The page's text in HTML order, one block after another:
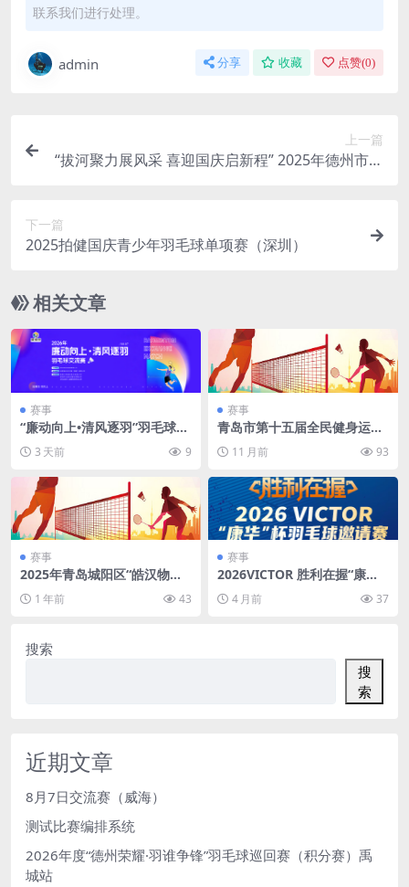
联系我们进行处理。
admin 分享 收藏 点赞(0)
上一篇
“拔河聚力展风采 喜迎国庆启新程” 2025年德州市国
下一篇
2025拍健国庆青少年羽毛球单项赛（深圳）
相关文章
赛事
“廉动向上•清风逐羽”羽毛球交
3 天前 9
赛事
青岛市第十五届全民健身运动
11 月前 93
赛事
2025年青岛城阳区“皓汉物流
1 年前 43
赛事
2026VICTOR 胜利在握“康华”
华专卖店开业赛（日照市）
4 月前 37
搜索
搜
索
近期文章
8月7日交流赛（威海）
测试比赛编排系统
2026年度“德州荣耀·羽谁争锋”羽毛球巡回赛（积分赛）禹
城站